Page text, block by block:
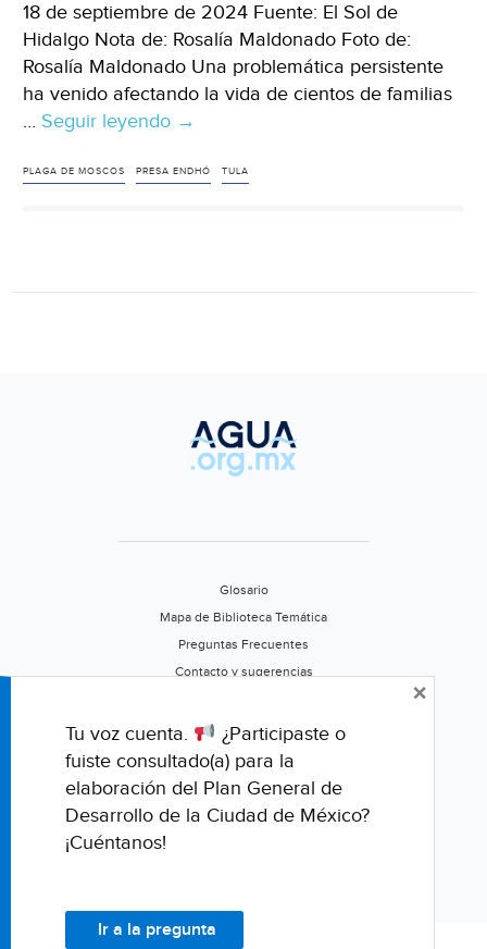
18 de septiembre de 2024 Fuente: El Sol de
Hidalgo Nota de: Rosalía Maldonado Foto de:
Rosalía Maldonado Una problemática persistente
ha venido afectando la vida de cientos de familias
… Seguir leyendo Hidalgo
Cientos
abandono
gubernamental
en
Hidalgo)
→
PLAGA DE MOSCOS PRESA ENDHÓ TULA
Glosario
Mapa de Biblioteca Temática
Preguntas Frecuentes
Contacto y sugerencias
Califica este portal
Tu voz cuenta.
¿Participaste o
fuiste consultado(a) para la
elaboración del Plan General de
Desarrollo de la Ciudad de México?
¡Cuéntanos!
Ir a la pregunta
×